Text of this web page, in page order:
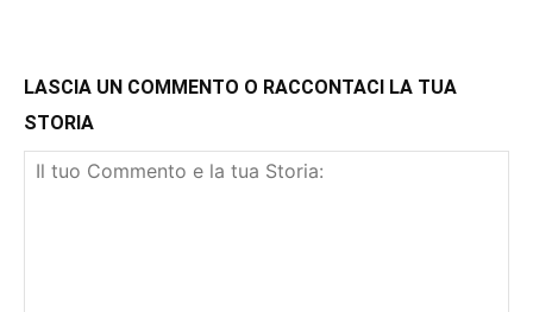
LASCIA UN COMMENTO O RACCONTACI LA TUA
STORIA